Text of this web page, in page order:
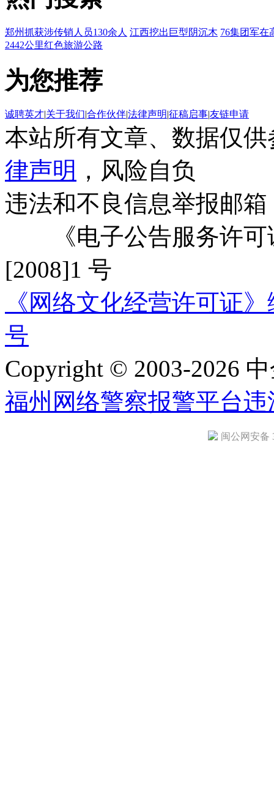
郑州抓获涉传销人员130余人 江西挖出巨型阴沉木 76集团军在
2442公里红色旅游公路
为您推荐
诚聘英才|关于我们|合作伙伴|法律声明|征稿启事|友链申请
本站所有文章、数据仅
律声明 ，风险自负
违法和不良信息举报邮箱
《电子公告服务许可
[2008]1 号
《网络文化经营许可证
号
Copyright © 2003-2026
福州网络警察报警平台违
闽公网安备